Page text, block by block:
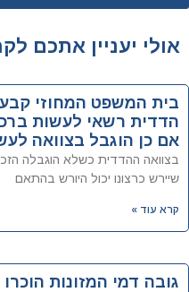
אולי יעניין אתכם
בית המשפט המחוזי
הדדית רשאי לעשות
אם כן הוגבל בצוואה
בצוואה ההדדית כשלא הוגבלה
שיירש כרצונו יכול היורש בהתאם
קרא עוד »
גובה דמי המזונות